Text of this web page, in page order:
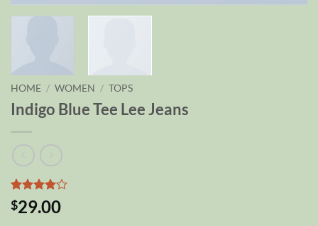
HOME / WOMEN / TOPS
Indigo Blue Tee Lee Jeans
Valutato
4su 5
2
$29.00